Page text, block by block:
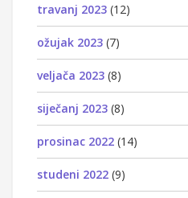
travanj 2023 (12)
ožujak 2023 (7)
veljača 2023 (8)
siječanj 2023 (8)
prosinac 2022 (14)
studeni 2022 (9)